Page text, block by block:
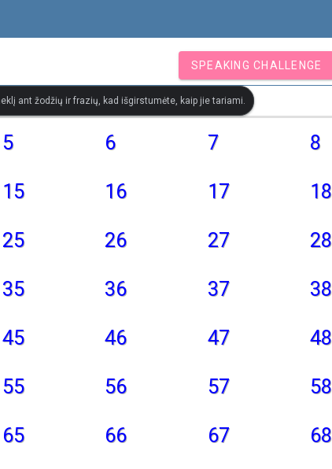
SPEAKING CHALLENGE
ant žodžių ir frazių, kad išgirstumėte, kaip jie tariami.
5 6 7 8
15 16 17 18
25 26 27 28
35 36 37 38
45 46 47 48
55 56 57 58
65 66 67 68